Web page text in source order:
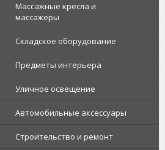
Массажные кресла и
массажеры
Складское оборудование
Предметы интерьера
Уличное освещение
Автомобильные аксессуары
Строительство и ремонт